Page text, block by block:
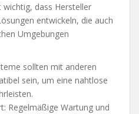
wichtig, dass Hersteller
entwickeln, die auch
Umgebungen
sollten mit anderen
sein, um eine nahtlose
Regelmäßige Wartung und